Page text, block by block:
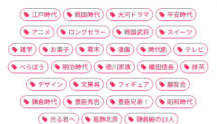
江戸時代 戦国時代 大河ドラマ
平安時代
アニメ
ロングセラー 戦国武将
スイーツ
雑学
お菓子 幕末 漫画 時代劇
テレビ
べらぼう
明治時代 徳川家康 織田信長
抹茶
デザイン
文房具 フィギュア
展覧会
鎌倉時代
豊臣秀吉 豊臣兄弟！
昭和時代
光る君へ
葛飾北斎 鎌倉殿の13人